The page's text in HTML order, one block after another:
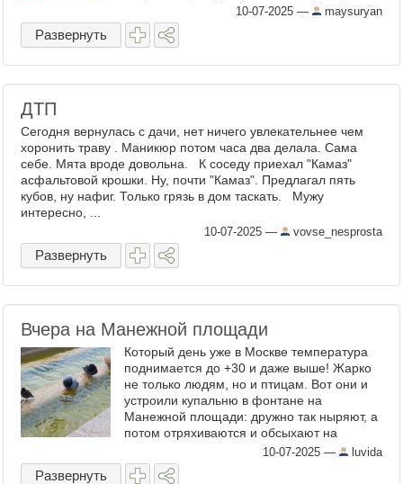
Многое ли с тех пор изменилось? Да
практически ничего. Уже в ...
10-07-2025 — maysuryan
Развернуть
ДТП
Сегодня вернулась с дачи, нет ничего увлекательнее чем
хоронить траву . Маникюр потом часа два делала. Сама
себе. Мята вроде довольна. К соседу приехал "Камаз"
асфальтовой крошки. Ну, почти "Камаз". Предлагал пять
кубов, ну нафиг. Только грязь в дом таскать. Мужу
интересно, ...
10-07-2025 — vovse_nesprosta
Развернуть
Вчера на Манежной площади
Который день уже в Москве температура
поднимается до +30 и даже выше! Жарко
не только людям, но и птицам. Вот они и
устроили купальню в фонтане на
Манежной площади: дружно так ныряют, а
потом отряхиваются и обсыхают на
солнышке. Голуби, скворцы, воробьи —
всем места хватает ☺ ...
10-07-2025 — luvida
Развернуть